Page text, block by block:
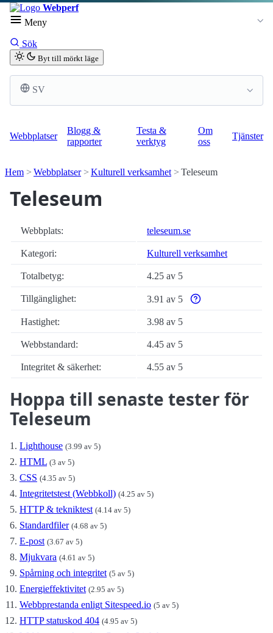
Webperf
Meny
Sök
Byt till mörkt läge
SV
Webbplatser
Blogg &
rapporter
Testa &
verktyg
Om
oss
Tjänster
Hem Webbplatser Kulturell verksamhet Teleseum
Teleseum
Webbplats: teleseum.se
Kategori: Kulturell verksamhet
Totalbetyg: 4.25 av 5
Tillgänglighet: 3.91 av 5
Varför enbart
Hastighet:
3.98 av 5
Webbstandard: 4.45 av 5
Integritet & säkerhet: 4.55 av 5
Hoppa till senaste tester för
Teleseum
Lighthouse (3.99 av 5)
HTML (3 av 5)
CSS (4.35 av 5)
Integritetstest (Webbkoll) (4.25 av 5)
HTTP & tekniktest (4.14 av 5)
Standardfiler (4.68 av 5)
E-post (3.67 av 5)
Mjukvara (4.61 av 5)
Spårning och integritet (5 av 5)
Energieffektivitet (2.95 av 5)
Webbprestanda enligt Sitespeed.io (5 av 5)
HTTP statuskod 404 (4.95 av 5)